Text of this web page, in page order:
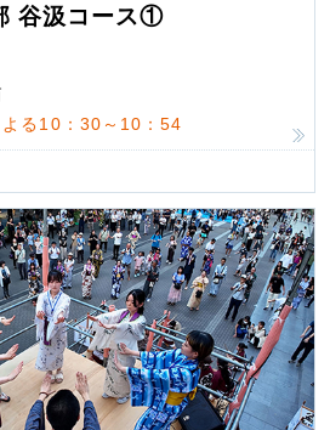
谷汲コース①
る10：30～10：54